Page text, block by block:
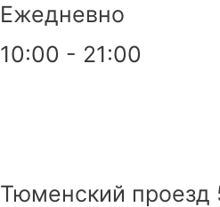
Ежедневно
10:00 - 21:00
Тюменский проезд